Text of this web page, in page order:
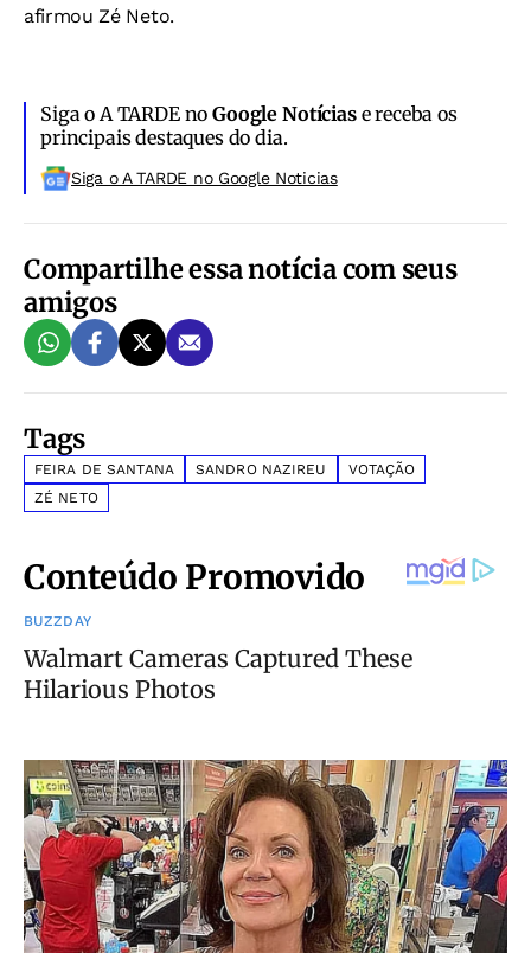
afirmou Zé Neto.
Siga o A TARDE noGoogle Notíciase receba os
principais destaques do dia.
Siga o A TARDE no Google Noticias
Compartilhe essa notícia com seus
amigos
Tags
FEIRA DE SANTANA SANDRO NAZIREU
VOTAÇÃO
ZÉ NETO